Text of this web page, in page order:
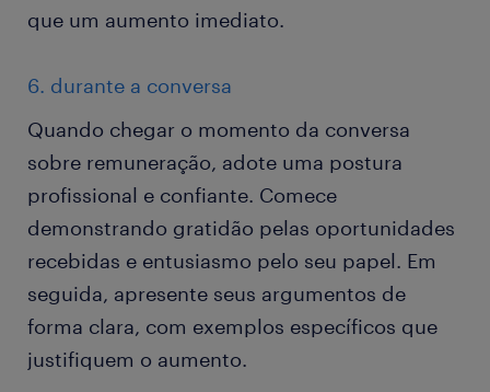
que um aumento imediato.
6. durante a conversa
Quando chegar o momento da conversa
sobre remuneração, adote uma postura
profissional e confiante. Comece
demonstrando gratidão pelas oportunidades
recebidas e entusiasmo pelo seu papel. Em
seguida, apresente seus argumentos de
forma clara, com exemplos específicos que
justifiquem o aumento.